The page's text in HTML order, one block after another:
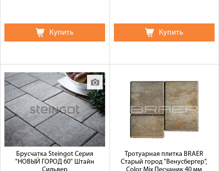
Купить Купить
Брусчатка Steingot Серия
"НОВЫЙ ГОРОД 60" Штайн
Тротуарная плитка BRAER
Старый город "Венусбергер",